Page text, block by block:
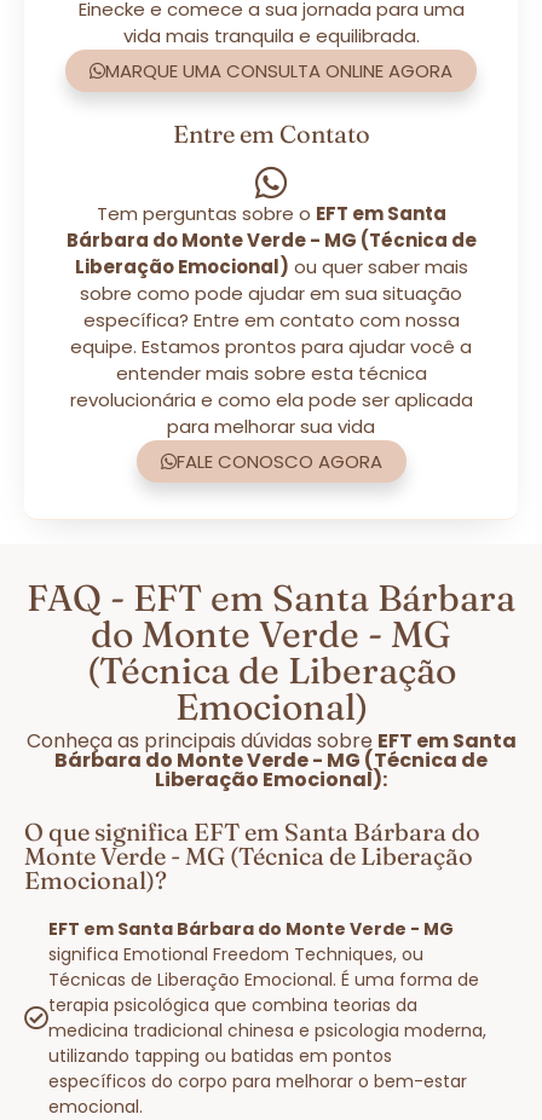
Einecke e comece a sua jornada para uma
vida mais tranquila e equilibrada.
MARQUE UMA CONSULTA ONLINE AGORA
Entre em Contato
Tem perguntas sobre o EFT em Santa
Bárbara do Monte Verde - MG (Técnica de
Liberação Emocional) ou quer saber mais
sobre como pode ajudar em sua situação
específica? Entre em contato com nossa
equipe. Estamos prontos para ajudar você a
entender mais sobre esta técnica
revolucionária e como ela pode ser aplicada
para melhorar sua vida
FALE CONOSCO AGORA
FAQ - EFT em Santa Bárbara
do Monte Verde - MG
(Técnica de Liberação
Emocional)
Conheça as principais dúvidas sobre EFT em Santa
Bárbara do Monte Verde - MG (Técnica de
Liberação Emocional):
O que significa EFT em Santa Bárbara do
Monte Verde - MG (Técnica de Liberação
Emocional)?
EFT em Santa Bárbara do Monte Verde - MG
significa Emotional Freedom Techniques, ou
Técnicas de Liberação Emocional. É uma forma de
terapia psicológica que combina teorias da
medicina tradicional chinesa e psicologia moderna,
utilizando tapping ou batidas em pontos
específicos do corpo para melhorar o bem-estar
emocional.